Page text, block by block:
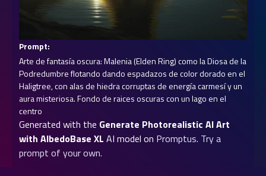
Prompt:
Arte de fantasía oscura: Malenia (Elden Ring) como la Diosa de la
Podredumbre flotando dando espadazos de color dorado en el
Haligtree, con alas de hiedra corruptas de energía carmesí y un
aura misteriosa. Fondo de raices oscuras con un lago en el
centro
Generated with the Generate Photorealistic AI Art
with AlbedoBase XL AI model on Promptus. Try a
prompt of your own.